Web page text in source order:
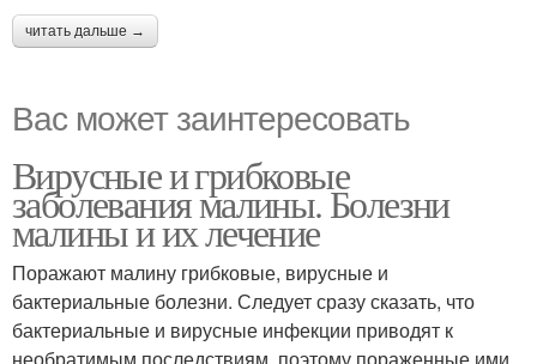
читать дальше →
Вас может заинтересовать
Вирусные и грибковые
заболевания малины. Болезни
малины и их лечение
Поражают малину грибковые, вирусные и
бактериальные болезни. Следует сразу сказать, что
бактериальные и вирусные инфекции приводят к